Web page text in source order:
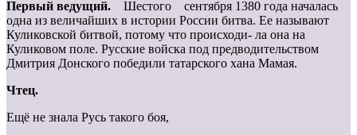
Первый ведущий. Шестого сентября 1380 года началась
одна из величайших в истории России битва. Ее называют
Куликовской битвой, потому что происходи- ла она на
Куликовом поле. Русские войска под предводительством
Дмитрия Донского победили татарского хана Мамая.
Чтец.
Ещё не знала Русь такого боя,